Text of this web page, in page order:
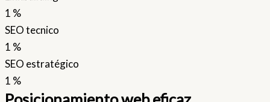
1 %
SEO tecnico
1 %
SEO estratégico
1 %